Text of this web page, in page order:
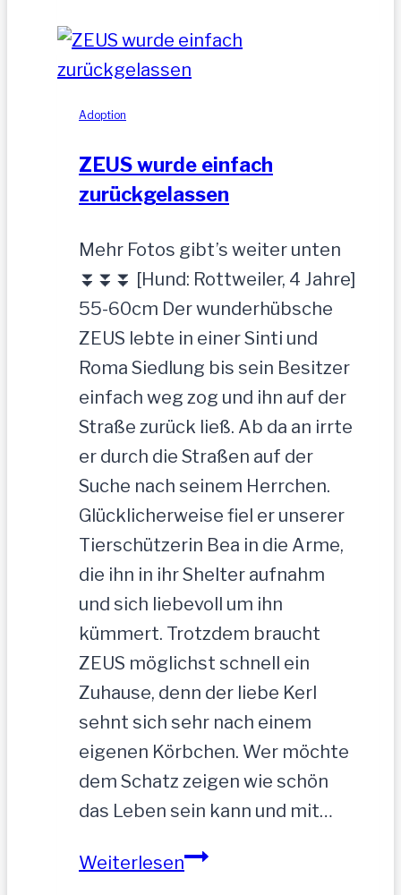
Rüde,
35
Adoption
ZEUS wurde einfach
zurückgelassen
Mehr Fotos gibt’s weiter unten
⏬⏬⏬ [Hund: Rottweiler, 4 Jahre]
55-60cm Der wunderhübsche
ZEUS lebte in einer Sinti und
Roma Siedlung bis sein Besitzer
einfach weg zog und ihn auf der
Straße zurück ließ. Ab da an irrte
er durch die Straßen auf der
Suche nach seinem Herrchen.
Glücklicherweise fiel er unserer
Tierschützerin Bea in die Arme,
die ihn in ihr Shelter aufnahm
und sich liebevoll um ihn
kümmert. Trotzdem braucht
ZEUS möglichst schnell ein
Zuhause, denn der liebe Kerl
sehnt sich sehr nach einem
eigenen Körbchen. Wer möchte
dem Schatz zeigen wie schön
das Leben sein kann und mit…
WeiterlesenZEUS